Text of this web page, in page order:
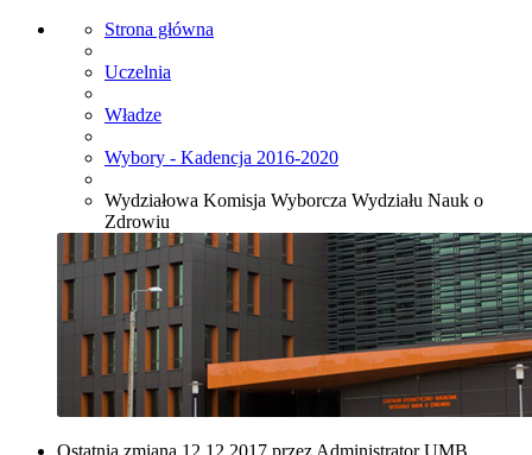
Strona główna
Uczelnia
Władze
Wybory - Kadencja 2016-2020
Wydziałowa Komisja Wyborcza Wydziału Nauk o
Zdrowiu
Ostatnia zmiana 12.12.2017 przez Administrator UMB